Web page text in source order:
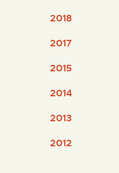
2018
2017
2015
2014
2013
2012